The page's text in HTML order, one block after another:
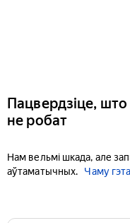
Пацвердзіце,
не робат
Нам вельмі шкада, але
аўтаматычных.
Чаму